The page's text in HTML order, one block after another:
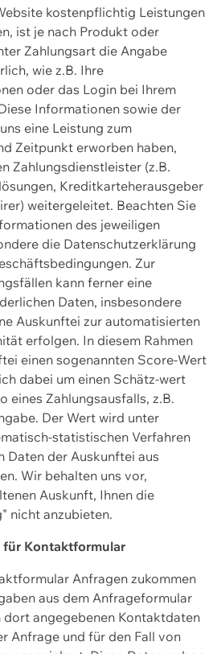
kostenpflichtig Leistungen
ist je nach Produkt oder
Zahlungsart die Angabe
wie z.B. Ihre
oder das Login bei Ihrem
Informationen sowie der
eine Leistung zum
Zeitpunkt erworben haben,
Zahlungsdienstleister (z.B.
Kreditkarteherausgeber
weitergeleitet. Beachten Sie
des jeweiligen
die Datenschutzerklärung
Zur
kann ferner eine
Daten, insbesondere
Auskunftei zur automatisierten
erfolgen. In diesem Rahmen
einen sogenannten Score-Wert
dabei um einen Schätz-wert
eines Zahlungsausfalls, z.B.
Der Wert wird unter
statistischen Verfahren
Daten der Auskunftei aus
Wir behalten uns vor,
Auskunft, Ihnen die
nicht anzubieten.
Kontaktformular
Anfragen zukommen
aus dem Anfrageformular
dort angegebenen Kontaktdaten
Anfrage und für den Fall von